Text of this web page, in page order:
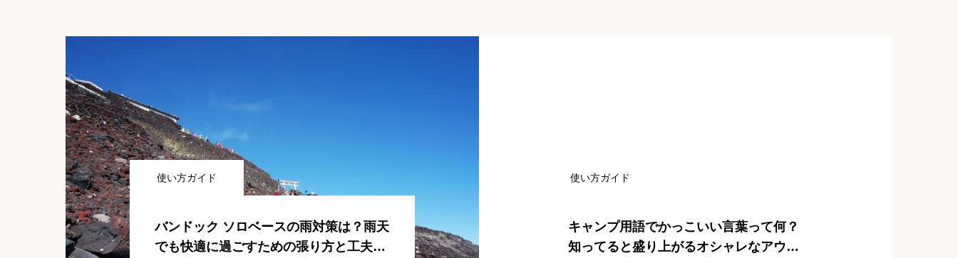
使い方ガイド
バンドック ソロベースの雨対策は？雨天
でも快適に過ごすための張り方と工夫を
使い方ガイド
キャンプ用語でかっこいい言葉って何？
知ってると盛り上がるオシャレなアウト